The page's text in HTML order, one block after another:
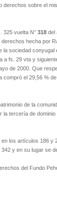
sobre el
325 vuelta N° 318 del
hecha por
sociedad
a fs. 29 vta y
de 2000. Que
el 29,56 %
de la
tercería de dominio
los artículos 186 y
y en su lugar se
del Fundo